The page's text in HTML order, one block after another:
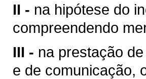
II - na hipótese do
compreendendo
III - na prestação
e de comunicação,